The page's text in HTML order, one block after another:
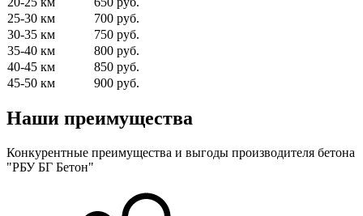
25-30 км
700 руб.
30-35 км
750 руб.
35-40 км
800 руб.
40-45 км
850 руб.
45-50 км
900 руб.
Наши преимущества
Конкурентные преимущества и выгоды производителя бетона
"РБУ БГ Бетон"